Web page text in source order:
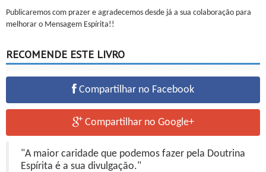
Publicaremos com prazer e agradecemos desde já a sua colaboração para
melhorar o Mensagem Espírita!!
RECOMENDE ESTE LIVRO
Compartilhar no Facebook
Compartilhar no Google+
"A maior caridade que podemos fazer pela Doutrina
Espírita é a sua divulgação."